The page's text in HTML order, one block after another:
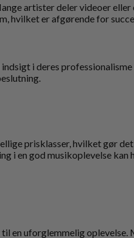
artister deler videoer
hvilket er afgørende for
i deres
prisklasser, hvilket gør
i en god musikoplevelse kan
en uforglemmelig oplevelse.